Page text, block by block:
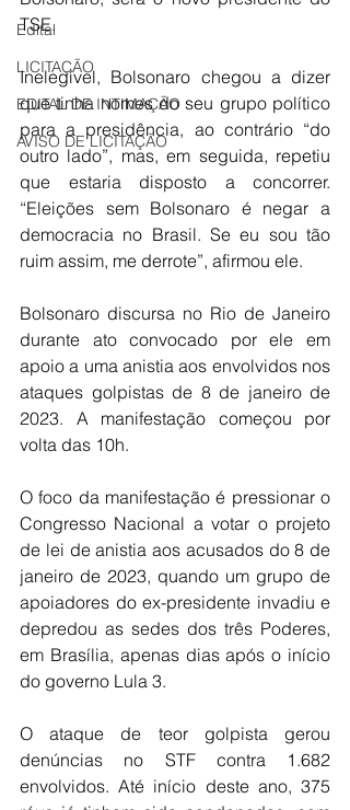
Edital
LICITAÇÃO
EDITAL DE INTIMAÇÃO
AVISO DE LICITAÇÃO
TSE.
Inelegível, Bolsonaro chegou a dizer
que tinha nomes do seu grupo político
para a presidência, ao contrário “do
outro lado”, mas, em seguida, repetiu
que estaria disposto a concorrer.
“Eleições sem Bolsonaro é negar a
democracia no Brasil. Se eu sou tão
ruim assim, me derrote”, afirmou ele.
Bolsonaro discursa no Rio de Janeiro
durante ato convocado por ele em
apoio a uma anistia aos envolvidos nos
ataques golpistas de 8 de janeiro de
2023. A manifestação começou por
volta das 10h.
O foco da manifestação é pressionar o
Congresso Nacional a votar o projeto
de lei de anistia aos acusados do 8 de
janeiro de 2023, quando um grupo de
apoiadores do ex-presidente invadiu e
depredou as sedes dos três Poderes,
em Brasília, apenas dias após o início
do governo Lula 3.
O ataque de teor golpista gerou
denúncias no STF contra 1.682
envolvidos. Até início deste ano, 375